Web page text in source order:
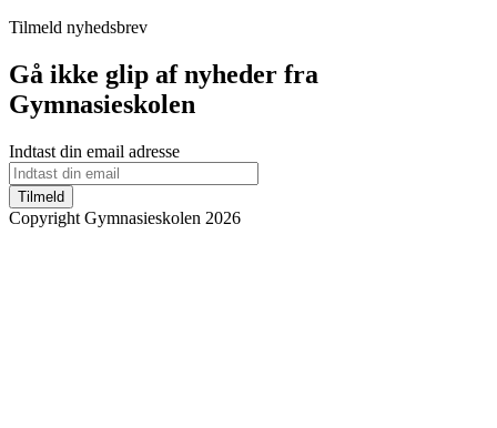
Tilmeld nyhedsbrev
Gå ikke glip af nyheder fra
Gymnasieskolen
Indtast din email adresse
Tilmeld
Copyright Gymnasieskolen 2026